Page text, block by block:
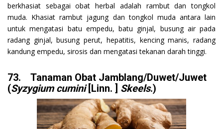
berkhasiat sebagai obat herbal adalah rambut dan tongkol
muda. Khasiat rambut jagung dan tongkol muda antara lain
untuk mengatasi batu empedu, batu ginjal, busung air pada
radang ginjal, busung perut, hepatitis, kencing manis, radang
kandung empedu, sirosis dan mengatasi tekanan darah tinggi.
73. Tanaman Obat Jamblang/Duwet/Juwet
(Syzygium cumini[Linn. ] Skeels.)